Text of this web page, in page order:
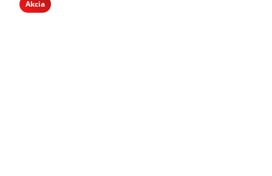
Akcia